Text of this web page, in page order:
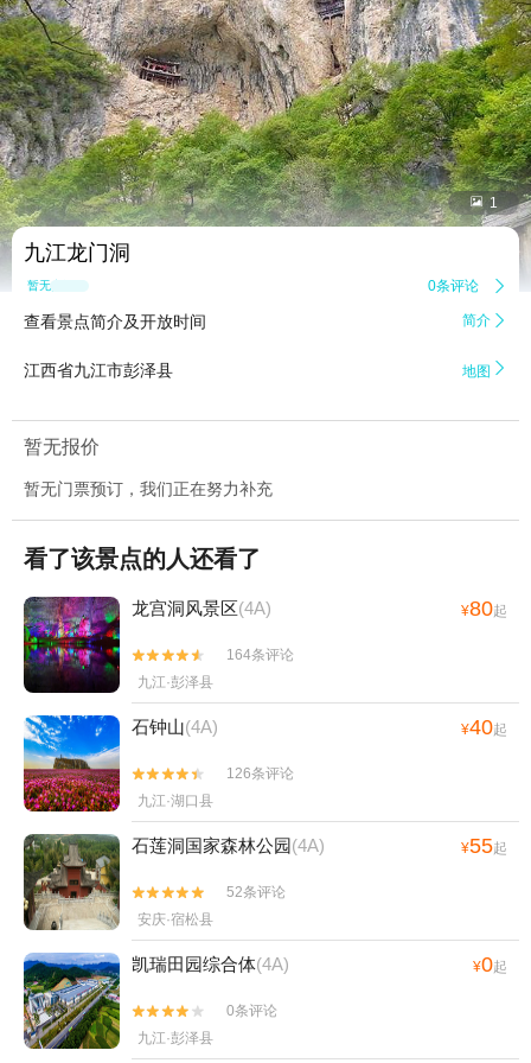
 1
九江龙门洞
暂无点评 0条评论 
查看景点简介及开放时间 简介 
江西省九江市彭泽县 地图 
暂无报价
暂无门票预订，我们正在努力补充
看了该景点的人还看了
龙宫洞风景区(4A) ¥80起


164条评论
九江·彭泽县
石钟山(4A) ¥40起


126条评论
九江·湖口县
石莲洞国家森林公园(4A) ¥55起


52条评论
安庆·宿松县
凯瑞田园综合体(4A) ¥0起


0条评论
九江·彭泽县
